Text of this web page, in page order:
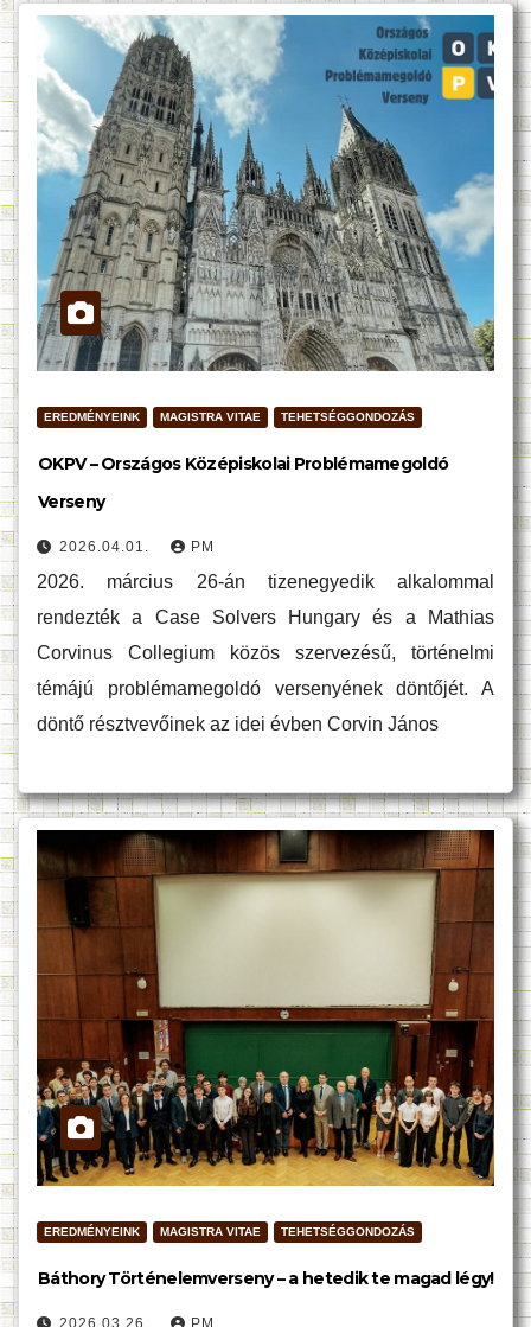
EREDMÉNYEINK MAGISTRA VITAE TEHETSÉGGONDOZÁS
OKPV – Országos Középiskolai Problémamegoldó
Verseny
2026.04.01. PM
2026. március 26-án tizenegyedik alkalommal
rendezték a Case Solvers Hungary és a Mathias
Corvinus Collegium közös szervezésű, történelmi
témájú problémamegoldó versenyének döntőjét. A
döntő résztvevőinek az idei évben Corvin János
EREDMÉNYEINK MAGISTRA VITAE TEHETSÉGGONDOZÁS
Báthory Történelemverseny – a hetedik te magad légy!
2026.03.26. PM